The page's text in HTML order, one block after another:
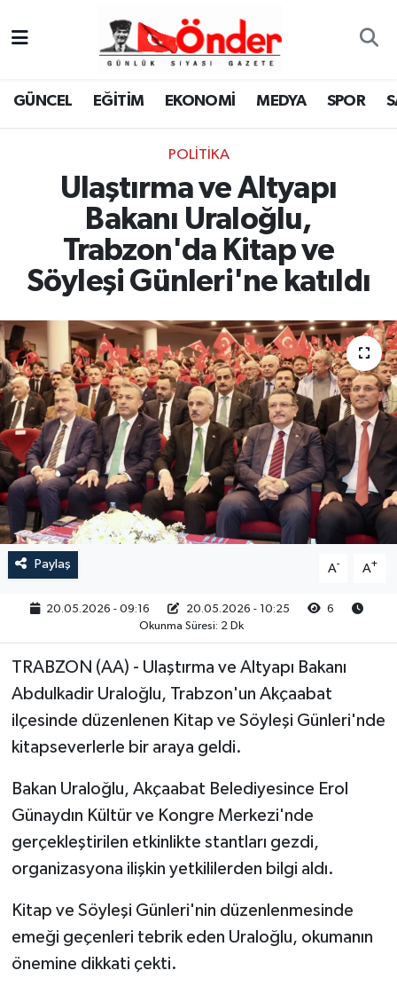
GÜNCEL EĞİTİM EKONOMİ MEDYA SPOR
POLITIKA
Ulaştırma ve Altyapı
Bakanı Uraloğlu,
Trabzon'da Kitap ve
Söyleşi Günleri'ne katıldı
Paylaş A- A+
20.05.2026 - 09:16 20.05.2026 - 10:25
6
Okunma Süresi: 2 Dk
TRABZON (AA) - Ulaştırma ve Altyapı Bakanı
Abdulkadir Uraloğlu, Trabzon'un Akçaabat
ilçesinde düzenlenen Kitap ve Söyleşi Günleri'nde
kitapseverlerle bir araya geldi.
Bakan Uraloğlu, Akçaabat Belediyesince Erol
Günaydın Kültür ve Kongre Merkezi'nde
gerçekleştirilen etkinlikte stantları gezdi,
organizasyona ilişkin yetkililerden bilgi aldı.
Kitap ve Söyleşi Günleri'nin düzenlenmesinde
emeği geçenleri tebrik eden Uraloğlu, okumanın
önemine dikkati çekti.
GÜNCEL
MEDYA
SPOR
SAĞLIK
KÜLTÜR-SANAT
YAŞAM
RESMİ İLAN
Zonguldak Nöbetçi Eczaneler
Zonguldak Namaz Vakitleri
Zonguldak Trafik Yoğunluk Haritası
TFF 3.Lig 4.Grup Puan Durumu ve Fikstür
Tüm Manşetler
Son Dakika Haberleri
Haber Arşivi